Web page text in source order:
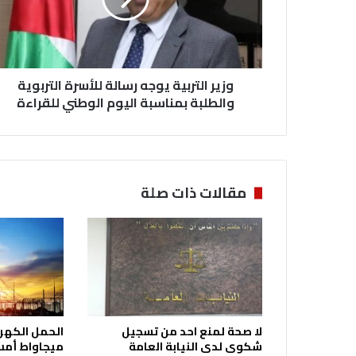
ر
ب
و
ه
ر
س
ا
ة
ل
ل
أ
س
ر
ة
وزير التربية يوجه رسالة للأسرة التربوية
والطلبة بمناسبة اليوم الوطني للقراءة
مقالات ذات صلة
لا صحة لمنع احد من تسجيل
شكوى لدى النيابة العامة ميجاواط